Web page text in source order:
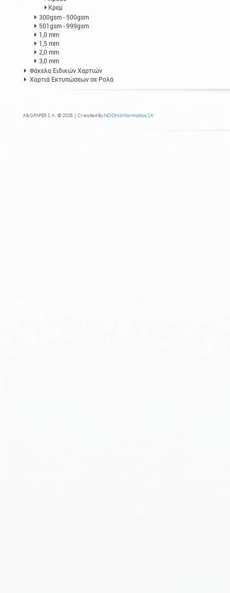
Κρεμ
300gsm - 500gsm
501gsm - 999gsm
1,0 mm
1,5 mm
2,0 mm
3,0 mm
Φάκελα Ειδικών Χαρτιών
Χαρτιά Εκτυπώσεων σε Ρολά
A&G PAPER S.A. © 2025 | Created ByNOON Informatics SA